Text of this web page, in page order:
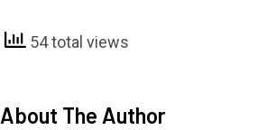
54 total views
About The Author